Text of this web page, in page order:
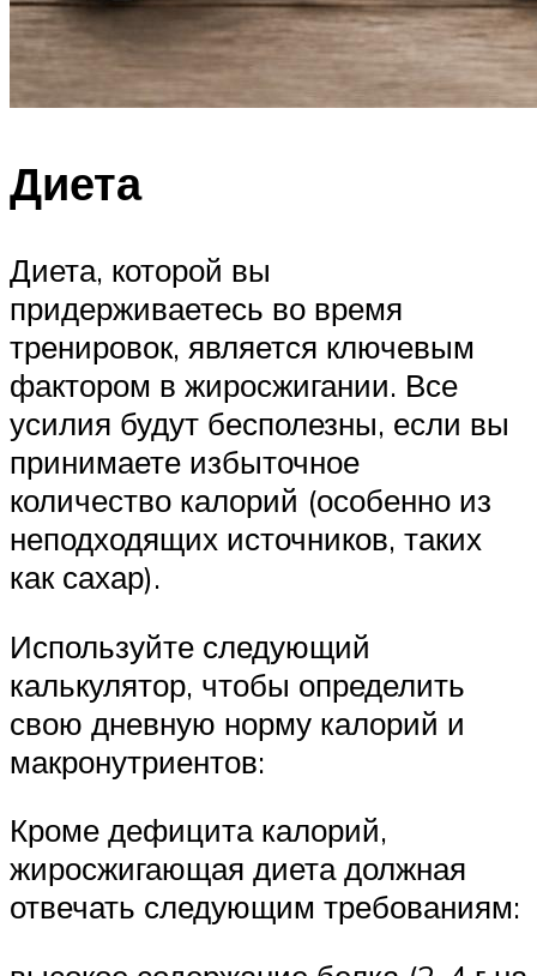
Диета
Диета, которой вы
придерживаетесь во время
тренировок, является ключевым
фактором в жиросжигании. Все
усилия будут бесполезны, если вы
принимаете избыточное
количество калорий (особенно из
неподходящих источников, таких
как сахар).
Используйте следующий
калькулятор, чтобы определить
свою дневную норму калорий и
макронутриентов:
Кроме дефицита калорий,
жиросжигающая диета должная
отвечать следующим требованиям: